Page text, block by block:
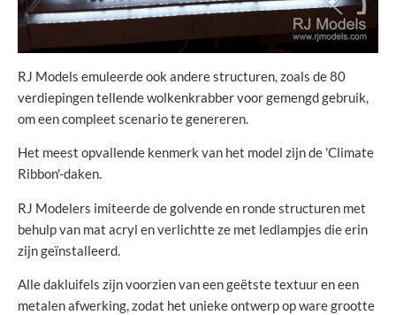
RJ Models emuleerde ook andere structuren, zoals de 80
verdiepingen tellende wolkenkrabber voor gemengd gebruik,
om een compleet scenario te genereren.
Het meest opvallende kenmerk van het model zijn de 'Climate
Ribbon'-daken.
RJ Modelers imiteerde de golvende en ronde structuren met
behulp van mat acryl en verlichtte ze met ledlampjes die erin
zijn geïnstalleerd.
Alle dakluifels zijn voorzien van een geëtste textuur en een
metalen afwerking, zodat het unieke ontwerp op ware grootte